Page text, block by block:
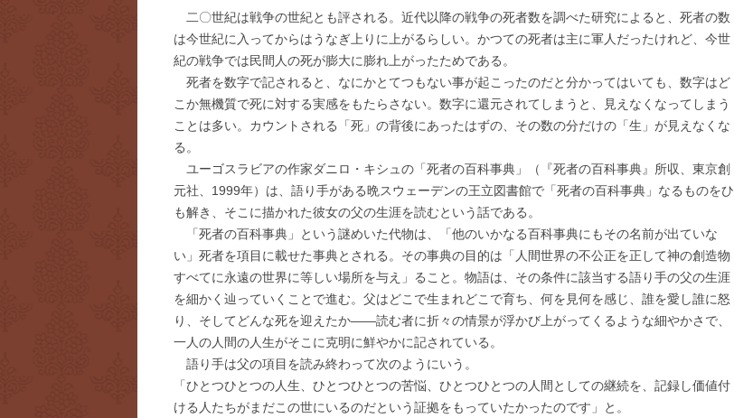
二〇世紀は戦争の世紀とも評される。近代以降の戦争の死者数を調べた研究によると、死者の数
は今世紀に入ってからはうなぎ上りに上がるらしい。かつての死者は主に軍人だったけれど、今世
紀の戦争では民間人の死が膨大に膨れ上がったためである。
死者を数字で記されると、なにかとてつもない事が起こったのだと分かってはいても、数字はど
こか無機質で死に対する実感をもたらさない。数字に還元されてしまうと、見えなくなってしまう
ことは多い。カウントされる「死」の背後にあったはずの、その数の分だけの「生」が見えなくな
る。
ユーゴスラビアの作家ダニロ・キシュの「死者の百科事典」（『死者の百科事典』所収、東京創
元社、1999年）は、語り手がある晩スウェーデンの王立図書館で「死者の百科事典」なるものをひ
も解き、そこに描かれた彼女の父の生涯を読むという話である。
「死者の百科事典」という謎めいた代物は、「他のいかなる百科事典にもその名前が出ていな
い」死者を項目に載せた事典とされる。その事典の目的は「人間世界の不公正を正して神の創造物
すべてに永遠の世界に等しい場所を与え」ること。物語は、その条件に該当する語り手の父の生涯
を細かく辿っていくことで進む。父はどこで生まれどこで育ち、何を見何を感じ、誰を愛し誰に怒
り、そしてどんな死を迎えたか――読む者に折々の情景が浮かび上がってくるような細やかさで、
一人の人間の人生がそこに克明に鮮やかに記されている。
語り手は父の項目を読み終わって次のようにいう。
「ひとつひとつの人生、ひとつひとつの苦悩、ひとつひとつの人間としての継続を、記録し価値付
ける人たちがまだこの世にいるのだという証拠をもっていたかったのです」と。